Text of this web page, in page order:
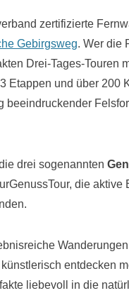
zertifizierte
Gebirgsweg. Wer die
Drei-Tages-Touren
Etappen und über 200
beeindruckender
drei sogenannten
die
entdecken
liebevoll in die